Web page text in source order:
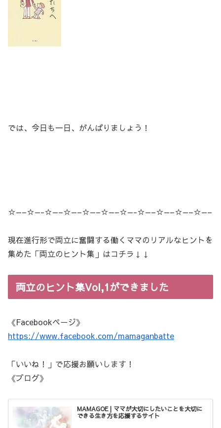
では、今日も一日、がんばりましょう！
☆—–☆—-☆—–☆—–☆—–☆—–☆—-☆—–☆—–☆—–☆—–
現在進行形で両立に奮闘する働くママのリアルなヒントを
集めた「両立のヒント集」はコチラ↓↓
両立のヒント集Vol,1ができました
《Facebookページ》
https://www.facebook.com/mamaganbatte
「いいね！」で応援お願いします！
《ブログ》
MAMAGOE | ママが大切にしたいことを大切に
できる生き方を応援するサイト